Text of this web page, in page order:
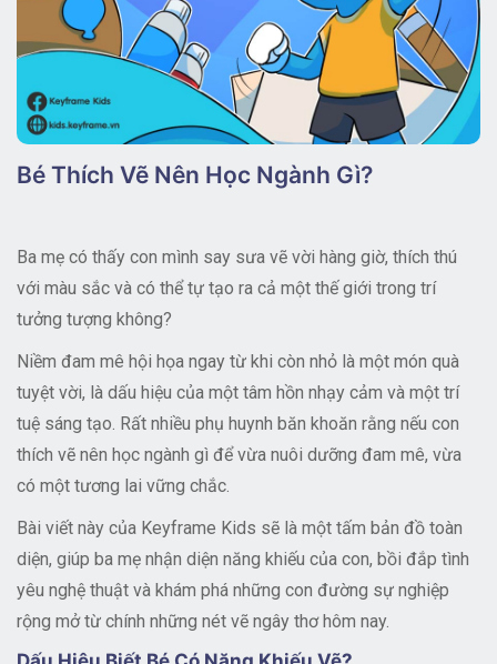
Bé Thích Vẽ Nên Học Ngành Gì?
Ba mẹ có thấy con mình say sưa vẽ vời hàng giờ, thích thú
với màu sắc và có thể tự tạo ra cả một thế giới trong trí
tưởng tượng không?
Niềm đam mê hội họa ngay từ khi còn nhỏ là một món quà
tuyệt vời, là dấu hiệu của một tâm hồn nhạy cảm và một trí
tuệ sáng tạo. Rất nhiều phụ huynh băn khoăn rằng nếu con
thích vẽ nên học ngành gì để vừa nuôi dưỡng đam mê, vừa
có một tương lai vững chắc.
Bài viết này của Keyframe Kids sẽ là một tấm bản đồ toàn
diện, giúp ba mẹ nhận diện năng khiếu của con, bồi đắp tình
yêu nghệ thuật và khám phá những con đường sự nghiệp
rộng mở từ chính những nét vẽ ngây thơ hôm nay.